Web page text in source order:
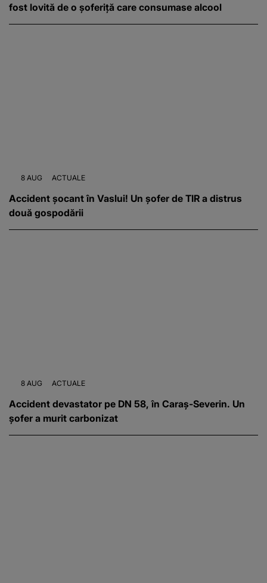
fost lovită de o șoferiță care consumase alcool
8 AUG ACTUALE
Accident șocant în Vaslui! Un șofer de TIR a distrus
două gospodării
8 AUG ACTUALE
Accident devastator pe DN 58, în Caraș-Severin. Un
șofer a murit carbonizat